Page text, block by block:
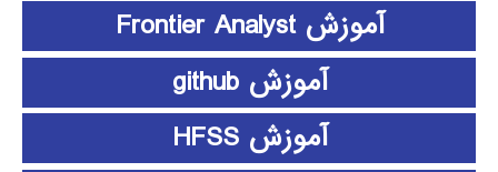
آموزش Frontier Analyst
آموزش github
آموزش HFSS